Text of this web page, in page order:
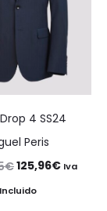
4 SS24
Peris
€El
precio
125,96€ElIva
Incluido